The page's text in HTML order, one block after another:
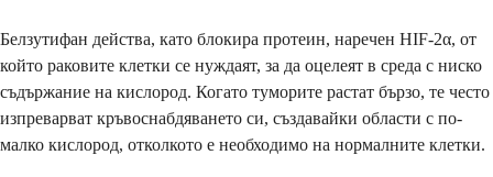
Белзутифан действа, като блокира протеин, наречен HIF-2α, от
който раковите клетки се нуждаят, за да оцелеят в среда с ниско
съдържание на кислород. Когато туморите растат бързо, те често
изпреварват кръвоснабдяването си, създавайки области с по-
малко кислород, отколкото е необходимо на нормалните клетки.